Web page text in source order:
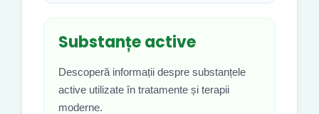
Substanțe active
Descoperă informații despre substanțele
active utilizate în tratamente și terapii
moderne.